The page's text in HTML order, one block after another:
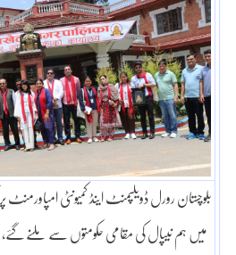
بلوچستان رورل ڈویلپمنٹ اینڈ کمیونٹی
میں ہم نیپال کی مقامی حکومتوں سے ملنے گئے،